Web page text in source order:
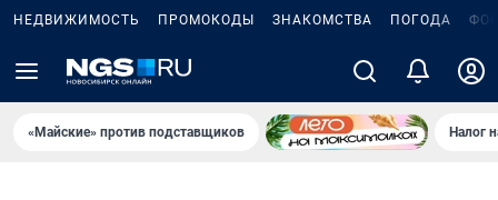
НЕДВИЖИМОСТЬ ПРОМОКОДЫ ЗНАКОМСТВА ПОГОДА
«Майские» против подставщиков Налог